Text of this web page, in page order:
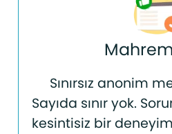
Sınırsız anonim
Sayıda sınır yok.
kesintisiz bir